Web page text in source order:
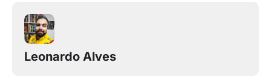
Leonardo Alves